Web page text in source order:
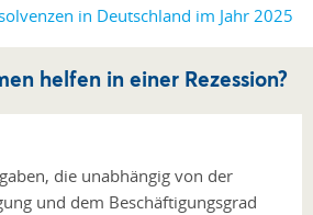
helfen in einer Rezession?
die unabhängig von der
und dem Beschäftigungsgrad